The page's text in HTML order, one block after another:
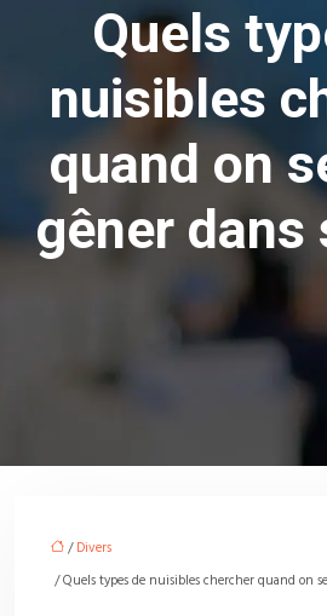
Quels
nuisibles
quand on
gêner dans
/Divers
/ Quels types de nuisibles chercher quand on